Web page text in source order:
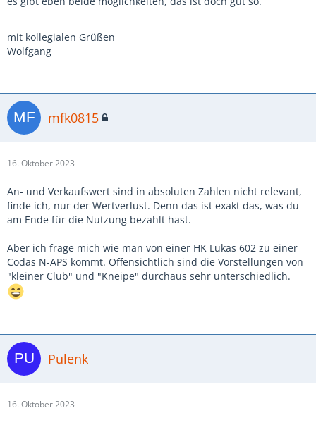
mit kollegialen Grüßen
Wolfgang
mfk0815
16. Oktober 2023
An- und Verkaufswert sind in absoluten Zahlen nicht relevant,
finde ich, nur der Wertverlust. Denn das ist exakt das, was du
am Ende für die Nutzung bezahlt hast.
Aber ich frage mich wie man von einer HK Lukas 602 zu einer
Codas N-APS kommt. Offensichtlich sind die Vorstellungen von
"kleiner Club" und "Kneipe" durchaus sehr unterschiedlich.
Pulenk
16. Oktober 2023